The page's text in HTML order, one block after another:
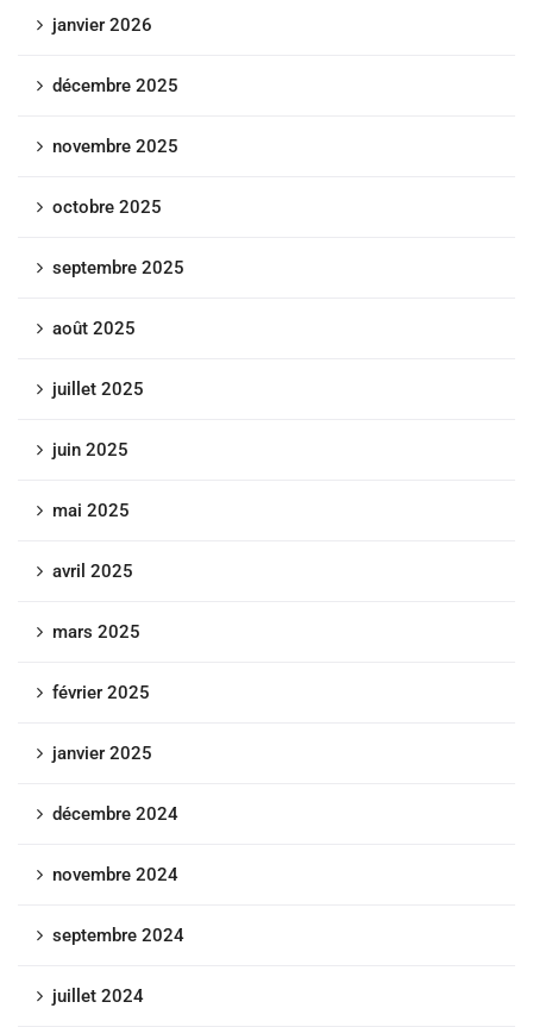
janvier 2026
décembre 2025
novembre 2025
octobre 2025
septembre 2025
août 2025
juillet 2025
juin 2025
mai 2025
avril 2025
mars 2025
février 2025
janvier 2025
décembre 2024
novembre 2024
septembre 2024
juillet 2024